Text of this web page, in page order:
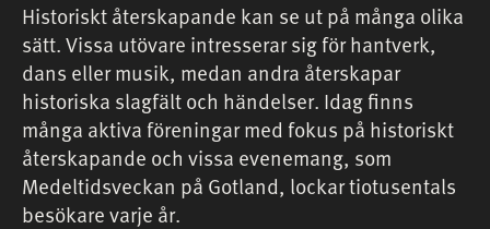
Historiskt återskapande kan se ut på många olika
sätt. Vissa utövare intresserar sig för hantverk,
dans eller musik, medan andra återskapar
historiska slagfält och händelser. Idag finns
många aktiva föreningar med fokus på historiskt
återskapande och vissa evenemang, som
Medeltidsveckan på Gotland, lockar tiotusentals
besökare varje år.